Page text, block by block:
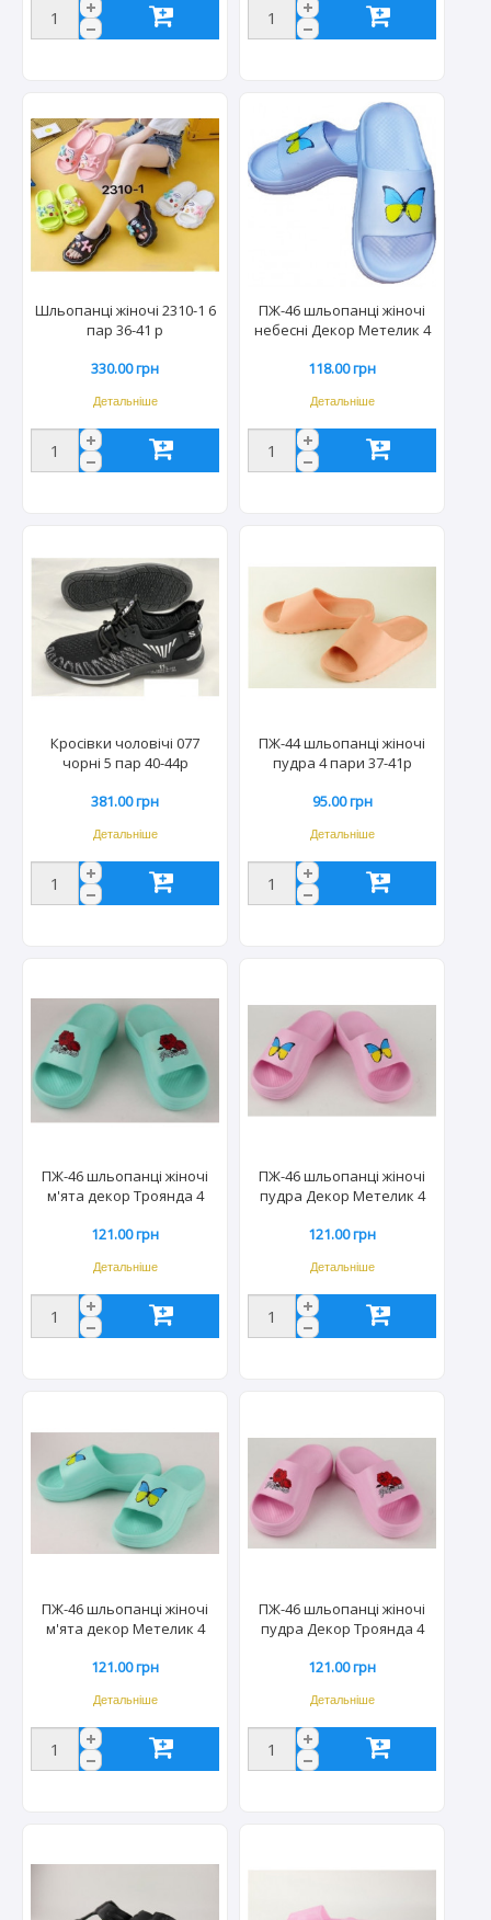
Шльопанці жіночі 2310-1 6
пар 36-41 р
330.00 грн
Детальніше
ПЖ-46 шльопанці жіночі
небесні Декор Метелик 4
118.00 грн
Детальніше
Кросівки чоловічі 077
чорні 5 пар 40-44р
381.00 грн
Детальніше
ПЖ-44 шльопанці жіночі
пудра 4 пари 37-41р
95.00 грн
Детальніше
ПЖ-46 шльопанці жіночі
м'ята декор Троянда 4
121.00 грн
Детальніше
ПЖ-46 шльопанці жіночі
пудра Декор Метелик 4
121.00 грн
Детальніше
ПЖ-46 шльопанці жіночі
м'ята декор Метелик 4
121.00 грн
Детальніше
ПЖ-46 шльопанці жіночі
пудра Декор Троянда 4
121.00 грн
Детальніше